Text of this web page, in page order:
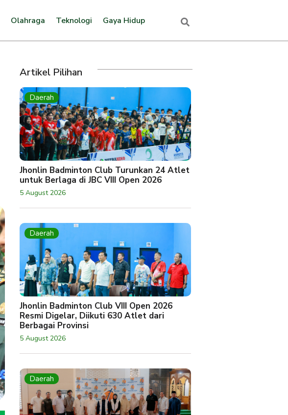
Olahraga Teknologi Gaya Hidup
Artikel Pilihan
Daerah
Jhonlin Badminton Club Turunkan 24 Atlet
untuk Berlaga di JBC VIII Open 2026
5 August 2026
Daerah
Jhonlin Badminton Club VIII Open 2026
Resmi Digelar, Diikuti 630 Atlet dari
Berbagai Provinsi
5 August 2026
Daerah